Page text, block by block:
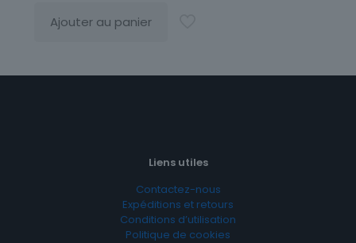
Ajouter au panier
Liens utiles
Contactez-nous
Expéditions et retours
Conditions d’utilisation
Politique de cookies